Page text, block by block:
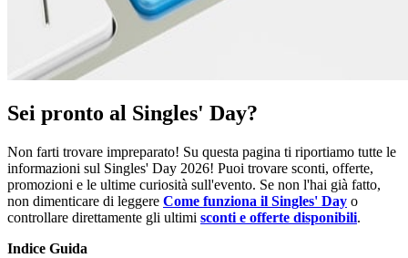
Sei pronto al Singles' Day?
Non farti trovare impreparato! Su questa pagina ti riportiamo tutte le
informazioni sul Singles' Day 2026! Puoi trovare sconti, offerte,
promozioni e le ultime curiosità sull'evento. Se non l'hai già fatto,
non dimenticare di leggere Come funziona il Singles' Day o
controllare direttamente gli ultimi sconti e offerte disponibili.
Indice Guida